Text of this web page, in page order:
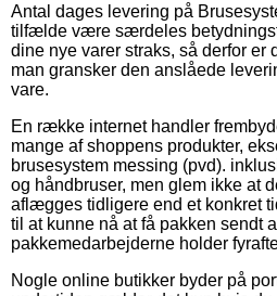
Antal dages levering på
tilfælde være særdeles
dine nye varer straks, så derfor
man gransker den anslåede
vare.
En række internet handler
mange af shoppens produkter,
brusesystem messing (pvd).
og håndbruser, men glem ikke at
aflægges tidligere end et konkret
til at kunne nå at få pakken sendt
pakkemedarbejderne holder
Nogle online butikker byder på